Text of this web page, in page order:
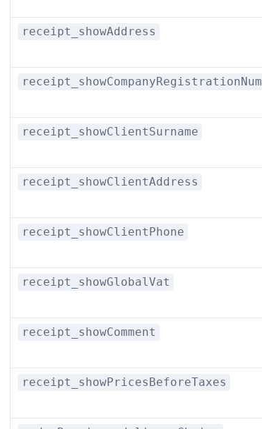
receipt_showAddress
receipt_showCompanyRegistrationNum
receipt_showClientSurname
receipt_showClientAddress
receipt_showClientPhone
receipt_showGlobalVat
receipt_showComment
receipt_showPricesBeforeTaxes